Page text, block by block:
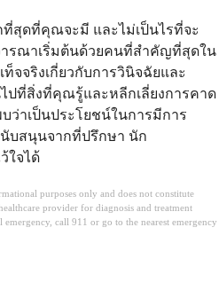
สุดที่คุณจะมี และไม่เป็นไรที่จะ
ารณาเริ่มต้นด้วยคนที่สำคัญที่สุดใน
จริงเกี่ยวกับการวินิจฉัยและ
ปที่สิ่งที่คุณรู้และหลีกเลี่ยงการคาด
ว่าเป็นประโยชน์ในการมีการ
บสนุนจากที่ปรึกษา นัก
ใจได้
purposes only and does not constitute
provider for diagnosis and treatment
call 911 or go to the nearest emergency